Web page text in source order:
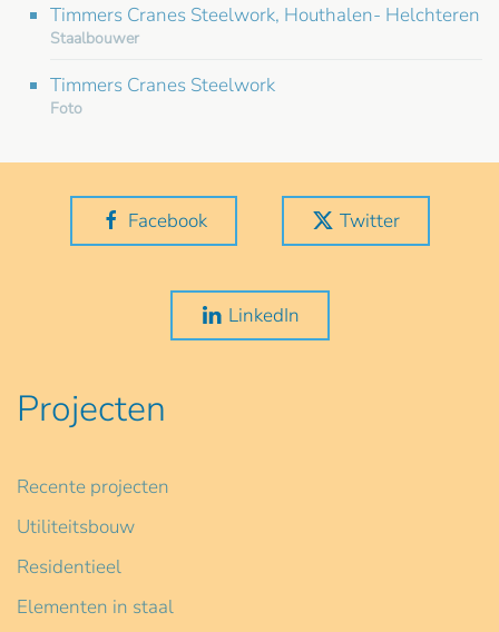
Timmers Cranes Steelwork, Houthalen- Helchteren
Staalbouwer
Timmers Cranes Steelwork
Foto
Facebook Twitter
LinkedIn
Projecten
Recente projecten
Utiliteitsbouw
Residentieel
Elementen in staal